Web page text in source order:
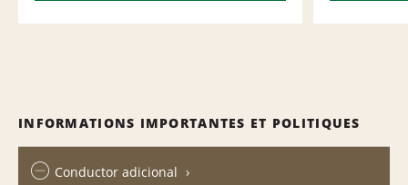
INFORMATIONS IMPORTANTES ET POLITIQUES
Conductor adicional